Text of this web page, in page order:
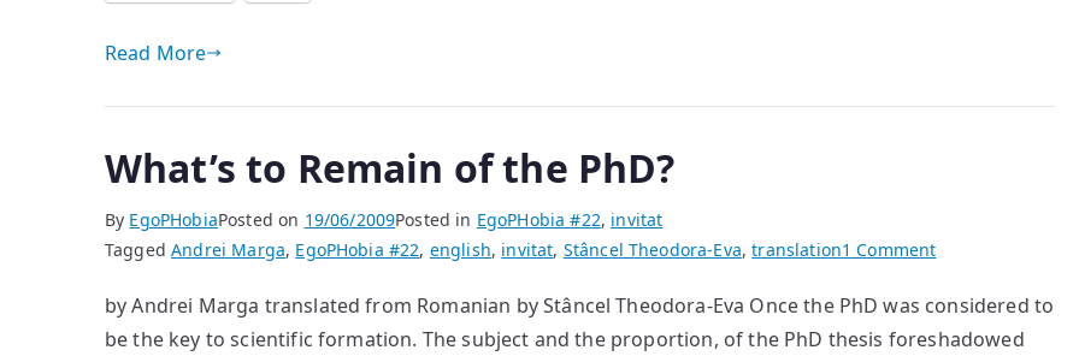
Read More
What’s to Remain of the PhD?
By EgoPHobiaPosted on 19/06/2009Posted in EgoPHobia #22, invitat
TaggedAndrei Marga, EgoPHobia #22, english, invitat, Stâncel Theodora-Eva,translation1 Commenton
to
Remain
by Andrei Marga translated from Romanian by Stâncel Theodora-Eva Once the PhD was considered to
be the key to scientific formation. The subject and the proportion, of the PhD thesis foreshadowed